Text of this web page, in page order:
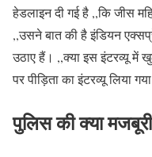
हेडलाइन दी गई है ,,कि जीस
,,उसने बात की है इंडियन
उठाए हैं। ,,क्या इस इंटरव्यू में
पर पीड़िता का इंटरव्यू लिया
पुलिस की क्या